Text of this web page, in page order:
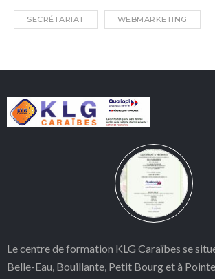
SECRÉTARIAT WEBMARKETING
Le centre de formation KLG Caraïbes se
Belle-Eau, Bouillante, Petit Bourg et à